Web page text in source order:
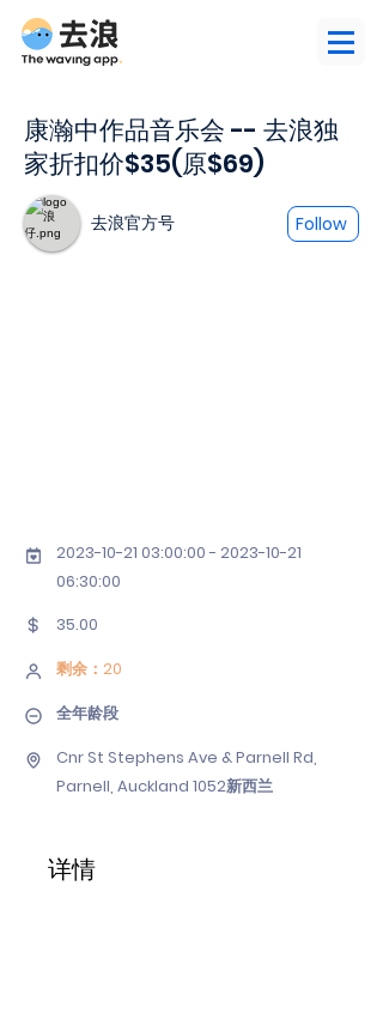
康瀚中作品音乐会 -- 去浪独
家折扣价$35(原$69)
去浪官方号 Follow
2023-10-21 03:00:00 - 2023-10-21
06:30:00
35.00
剩余：20
全年龄段
Cnr St Stephens Ave & Parnell Rd,
Parnell, Auckland 1052新西兰
详情